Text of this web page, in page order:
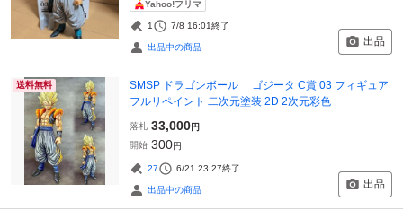
Yahoo!フリマ
1 7/8 16:01終了
出品中の商品 出品
送料無料
SMSP ドラゴンボール ゴジータ C賞 03 フィギュア
フルリペイント 二次元塗装 2D 2次元彩色
落札 33,000円
開始 300円
27 6/21 23:27終了
出品中の商品 出品